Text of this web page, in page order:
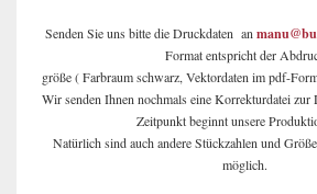
Senden Sie uns bitte die Druckdaten an
Format entspricht der
größe ( Farbraum schwarz, Vektordaten im pdf-
Wir senden Ihnen nochmals eine Korrekturdatei zur
Zeitpunkt beginnt unsere
Natürlich sind auch andere Stückzahlen und
möglich.